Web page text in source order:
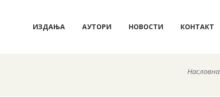
ИЗДАЊА АУТОРИ НОВОСТИ КОНТАКТ
Насловна